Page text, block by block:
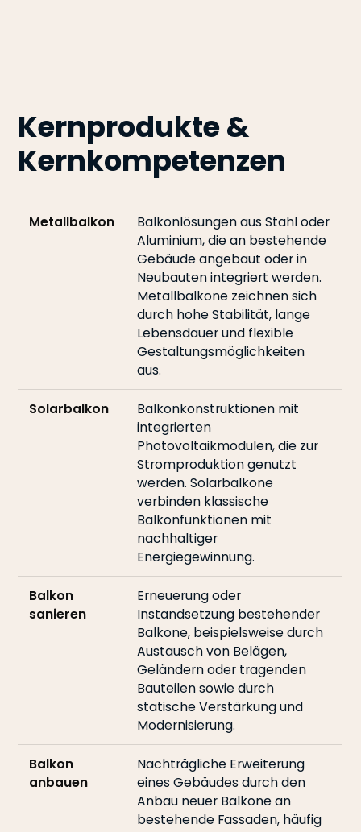
Kernprodukte &
Kernkompetenzen
Metallbalkon
Balkonlösungen aus Stahl oder
Aluminium, die an bestehende
Gebäude angebaut oder in
Neubauten integriert werden.
Metallbalkone zeichnen sich
durch hohe Stabilität, lange
Lebensdauer und flexible
Gestaltungsmöglichkeiten
aus.
Solarbalkon
Balkonkonstruktionen mit
integrierten
Photovoltaikmodulen, die zur
Stromproduktion genutzt
werden. Solarbalkone
verbinden klassische
Balkonfunktionen mit
nachhaltiger
Energiegewinnung.
Balkon
sanieren
Erneuerung oder
Instandsetzung bestehender
Balkone, beispielsweise durch
Austausch von Belägen,
Geländern oder tragenden
Bauteilen sowie durch
statische Verstärkung und
Modernisierung.
Balkon
anbauen
Nachträgliche Erweiterung
eines Gebäudes durch den
Anbau neuer Balkone an
bestehende Fassaden, häufig